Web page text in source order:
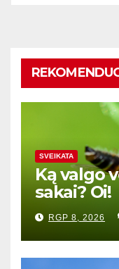
SVEIKATA
Ką valgo
sakai? Oi!
RGP 8, 2026